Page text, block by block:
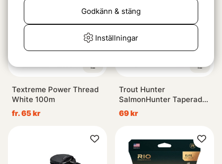
Textreme Power Thread
White 100m
fr. 65 kr
Trout Hunter
SalmonHunter Taperad
Tafs 9ft
69 kr
Inställningar
Godkänn & stäng